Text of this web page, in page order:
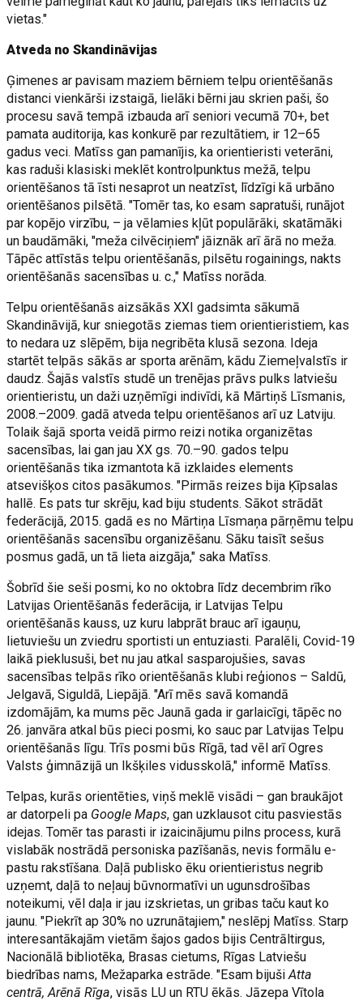
vietas."
Atveda no Skandināvijas
Ģimenes ar pavisam maziem bērniem telpu orientēšanās
distanci vienkārši izstaigā, lielāki bērni jau skrien paši, šo
procesu savā tempā izbauda arī seniori vecumā 70+, bet
pamata auditorija, kas konkurē par rezultātiem, ir 12–65
gadus veci. Matīss gan pamanījis, ka orientieristi veterāni,
kas raduši klasiski meklēt kontrolpunktus mežā, telpu
orientēšanos tā īsti nesaprot un neatzīst, līdzīgi kā urbāno
orientēšanos pilsētā. "Tomēr tas, ko esam sapratuši, runājot
par kopējo virzību, – ja vēlamies kļūt populārāki, skatāmāki
un baudāmāki, "meža cilvēciņiem" jāiznāk arī ārā no meža.
Tāpēc attīstās telpu orientēšanās, pilsētu rogainings, nakts
orientēšanās sacensības u. c.," Matīss norāda.
Telpu orientēšanās aizsākās XXI gadsimta sākumā
Skandināvijā, kur sniegotās ziemas tiem orientieristiem, kas
to nedara uz slēpēm, bija negribēta klusā sezona. Ideja
startēt telpās sākās ar sporta arēnām, kādu Ziemeļvalstīs ir
daudz. Šajās valstīs studē un trenējas prāvs pulks latviešu
orientieristu, un daži uzņēmīgi indivīdi, kā Mārtiņš Līsmanis,
2008.–2009. gadā atveda telpu orientēšanos arī uz Latviju.
Tolaik šajā sporta veidā pirmo reizi notika organizētas
sacensības, lai gan jau XX gs. 70.–90. gados telpu
orientēšanās tika izmantota kā izklaides elements
atsevišķos citos pasākumos. "Pirmās reizes bija Ķīpsalas
hallē. Es pats tur skrēju, kad biju students. Sākot strādāt
federācijā, 2015. gadā es no Mārtiņa Līsmaņa pārņēmu telpu
orientēšanās sacensību organizēšanu. Sāku taisīt sešus
posmus gadā, un tā lieta aizgāja," saka Matīss.
Šobrīd šie seši posmi, ko no oktobra līdz decembrim rīko
Latvijas Orientēšanās federācija, ir Latvijas Telpu
orientēšanās kauss, uz kuru labprāt brauc arī igauņu,
lietuviešu un zviedru sportisti un entuziasti. Paralēli, Covid-19
laikā pieklusuši, bet nu jau atkal sasparojušies, savas
sacensības telpās rīko orientēšanās klubi reģionos – Saldū,
Jelgavā, Siguldā, Liepājā. "Arī mēs savā komandā
izdomājām, ka mums pēc Jaunā gada ir garlaicīgi, tāpēc no
26. janvāra atkal būs pieci posmi, ko sauc par Latvijas Telpu
orientēšanās līgu. Trīs posmi būs Rīgā, tad vēl arī Ogres
Valsts ģimnāzijā un Ikšķiles vidusskolā," informē Matīss.
Telpas, kurās orientēties, viņš meklē visādi – gan braukājot
ar datorpeli pa Google Maps, gan uzklausot citu pasviestās
idejas. Tomēr tas parasti ir izaicinājumu pilns process, kurā
vislabāk nostrādā personiska pazīšanās, nevis formālu e-
pastu rakstīšana. Daļā publisko ēku orientieristus negrib
uzņemt, daļā to neļauj būvnormatīvi un ugunsdrošības
noteikumi, vēl daļa ir jau izskrietas, un gribas taču kaut ko
jaunu. "Piekrīt ap 30% no uzrunātajiem," neslēpj Matīss. Starp
interesantākajām vietām šajos gados bijis Centrāltirgus,
Nacionālā bibliotēka, Brasas cietums, Rīgas Latviešu
biedrības nams, Mežaparka estrāde. "Esam bijušiAtta
centrā, Arēnā Rīga, visās LU un RTU ēkās. Jāzepa Vītola